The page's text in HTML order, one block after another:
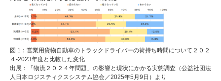
図 1：営業用貨物自動車のトラックドライバーの荷持ち時間について２０２
４-2023年度と比較した変化
出展：「物流２０２４年問題」の影響と現状にかかる実態調査（公益社団法
人日本ロジスティクスシステム協会／2025年5月9日）より